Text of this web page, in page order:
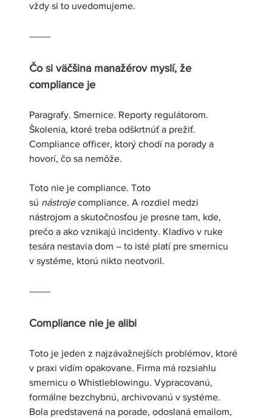
vždy si to uvedomujeme.
Čo si väčšina manažérov myslí, že
compliance je
Paragrafy. Smernice. Reporty regulátorom.
Školenia, ktoré treba odškrtnúť a prežiť.
Compliance officer, ktorý chodí na porady a
hovorí, čo sa nemôže.
Toto nie je compliance. Toto
sú nástroje compliance. A rozdiel medzi
nástrojom a skutočnosťou je presne tam, kde,
prečo a ako vznikajú incidenty. Kladivo v ruke
tesára nestavia dom – to isté platí pre smernicu
v systéme, ktorú nikto neotvoril.
Compliance nie je alibi
Toto je jeden z najzávažnejších problémov, ktoré
v praxi vidím opakovane. Firma má rozsiahlu
smernicu o Whistleblowingu. Vypracovanú,
formálne bezchybnú, archivovanú v systéme.
Bola predstavená na porade, odoslaná emailom,